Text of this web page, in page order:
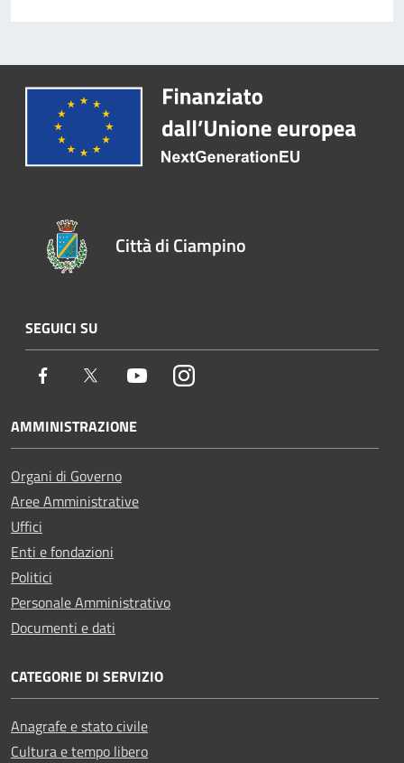
Città di Ciampino
SEGUICI SU
Facebook Twitter YoutubeInstagram
AMMINISTRAZIONE
Organi di Governo
Aree Amministrative
Uffici
Enti e fondazioni
Politici
Personale Amministrativo
Documenti e dati
CATEGORIE DI SERVIZIO
Anagrafe e stato civile
Cultura e tempo libero